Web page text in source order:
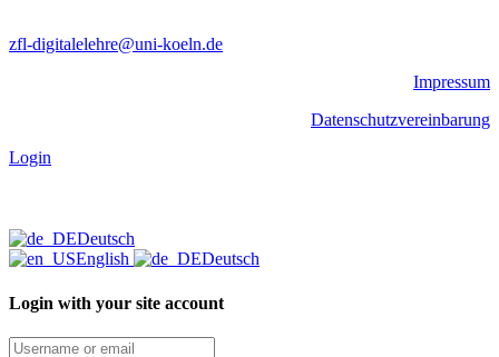
zfl-digitalelehre@uni-koeln.de
Impressum
Datenschutzvereinbarung
Login
Deutsch
English
Deutsch
Login with your site account